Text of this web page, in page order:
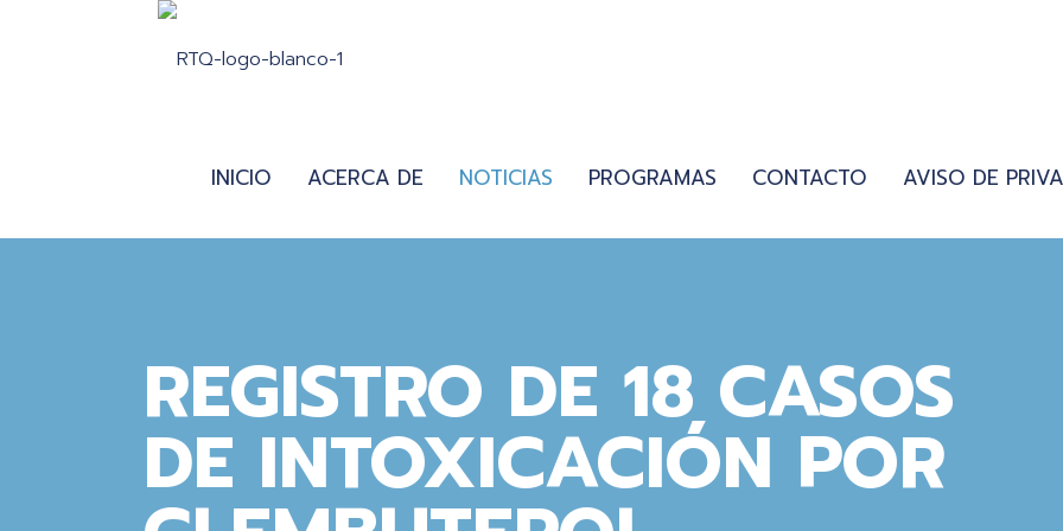
INICIO ACERCA DE NOTICIAS PROGRAMAS CONTACTO AVISO DE
REGISTRO DE 18 CASOS
DE INTOXICACIÓN POR